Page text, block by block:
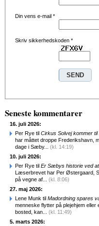
Din vens e-mail *
Skriv sikkerhedskoden *
Seneste kommentarer
16. juli 2026:
Per Rye til Cirkus Solvej kommer til
har måttet droppe Frederikshavn,
dage i Sæby... (kl. 14:19)
10. juli 2026:
Per Rye til Er Sæbys historie ved
Læserbrevet har Per Østergaard,
på vegne af... (kl. 8:06)
27. maj 2026:
Lene Munk til Madordning spares
menneske flytter på plejehjem eller
bosted, kan... (kl. 11:49)
5. marts 2026: